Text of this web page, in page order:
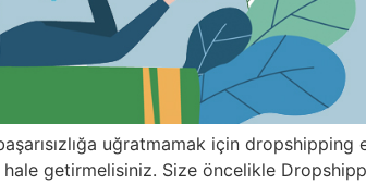
uğratmamak için dropshipping
getirmelisiniz. Size öncelikle